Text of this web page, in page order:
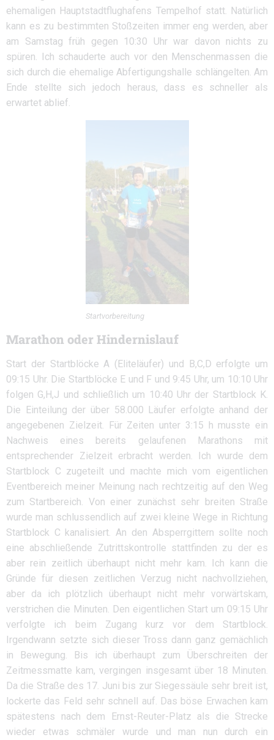
ehemaligen Hauptstadtflughafens Tempelhof statt. Natürlich
kann es zu bestimmten Stoßzeiten immer eng werden, aber
am Samstag früh gegen 10:30 Uhr war davon nichts zu
spüren. Ich schauderte auch vor den Menschenmassen die
sich durch die ehemalige Abfertigungshalle schlängelten. Am
Ende stellte sich jedoch heraus, dass es schneller als
erwartet ablief.
Startvorbereitung
Marathon oder Hindernislauf
Start der Startblöcke A (Eliteläufer) und B,C,D erfolgte um
09:15 Uhr. Die Startblöcke E und F und 9:45 Uhr, um 10:10 Uhr
folgen G,H,J und schließlich um 10:40 Uhr der Startblock K.
Die Einteilung der über 58.000 Läufer erfolgte anhand der
angegebenen Zielzeit. Für Zeiten unter 3:15 h musste ein
Nachweis eines bereits gelaufenen Marathons mit
entsprechender Zielzeit erbracht werden. Ich wurde dem
Startblock C zugeteilt und machte mich vom eigentlichen
Eventbereich meiner Meinung nach rechtzeitig auf den Weg
zum Startbereich. Von einer zunächst sehr breiten Straße
wurde man schlussendlich auf zwei kleine Wege in Richtung
Startblock C kanalisiert. An den Absperrgittern sollte noch
eine abschließende Zutrittskontrolle stattfinden zu der es
aber rein zeitlich überhaupt nicht mehr kam. Ich kann die
Gründe für diesen zeitlichen Verzug nicht nachvollziehen,
aber da ich plötzlich überhaupt nicht mehr vorwärtskam,
verstrichen die Minuten. Den eigentlichen Start um 09:15 Uhr
verfolgte ich beim Zugang kurz vor dem Startblock.
Irgendwann setzte sich dieser Tross dann ganz gemächlich
in Bewegung. Bis ich überhaupt zum Überschreiten der
Zeitmessmatte kam, vergingen insgesamt über 18 Minuten.
Da die Straße des 17. Juni bis zur Siegessäule sehr breit ist,
lockerte das Feld sehr schnell auf. Das böse Erwachen kam
spätestens nach dem Ernst-Reuter-Platz als die Strecke
wieder etwas schmäler wurde und man nun durch ein